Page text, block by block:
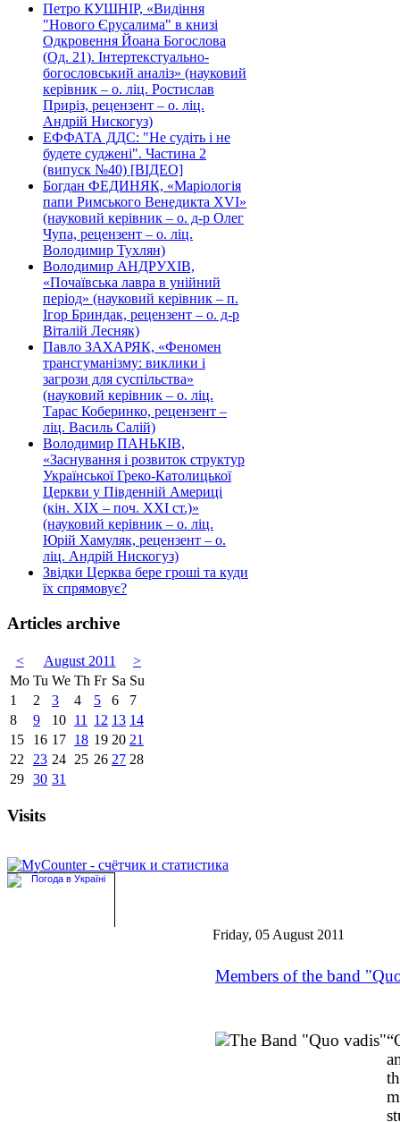
Петро КУШНІР, «Видіння
"Нового Єрусалима" в книзі
Одкровення Йоана Богослова
(Од. 21). Інтертекстуально-
богословський аналіз» (науковий
керівник – о. ліц. Ростислав
Приріз, рецензент – о. ліц.
Андрій Нискогуз)
ЕФФАТА ДДС: "Не судіть і не
будете суджені". Частина 2
(випуск №40) [ВІДЕО]
Богдан ФЕДИНЯК, «Маріологія
папи Римського Венедикта XVI»
(науковий керівник – о. д-р Олег
Чупа, рецензент – о. ліц.
Володимир Тухлян)
Володимир АНДРУХІВ,
«Почаївська лавра в унійний
період» (науковий керівник – п.
Ігор Бриндак, рецензент – о. д-р
Віталій Лесняк)
Павло ЗАХАРЯК, «Феномен
трансгуманізму: виклики і
загрози для суспільства»
(науковий керівник – о. ліц.
Тарас Коберинко, рецензент –
ліц. Василь Салій)
Володимир ПАНЬКІВ,
«Заснування і розвиток структур
Української Греко-Католицької
Церкви у Південній Америці
(кін. ХІХ – поч. ХХІ ст.)»
(науковий керівник – о. ліц.
Юрій Хамуляк, рецензент – о.
ліц. Андрій Нискогуз)
Звідки Церква бере гроші та куди
їх спрямовує?
Articles archive
< August 2011
>
Mo Tu We Th Fr Sa Su
1
2 3 4 5 6
7
8
9 10 11 12 13 14
15
16 17 18 19 20 21
22
23 24 25 26 27 28
29 30 31
Visits
Friday, 05 August 2011
Members of the band